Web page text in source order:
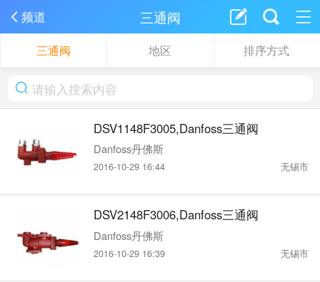
频道 三通阀
三通阀 地区 排序方式
DSV1148F3005,Danfoss三通阀
Danfoss丹佛斯
2016-10-29 16:44 无锡市
DSV2148F3006,Danfoss三通阀
Danfoss丹佛斯
2016-10-29 16:39 无锡市